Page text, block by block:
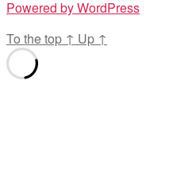
Powered by WordPress
To the top ↑ Up ↑